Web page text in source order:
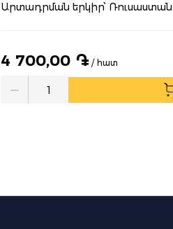
Արտադրման երկիր՝ Ռուսաստան
4 700,00 ֏ / հատ
Quantity